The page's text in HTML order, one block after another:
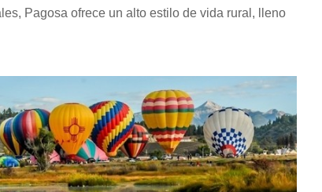
Pagosa ofrece un alto estilo de vida rural, lleno